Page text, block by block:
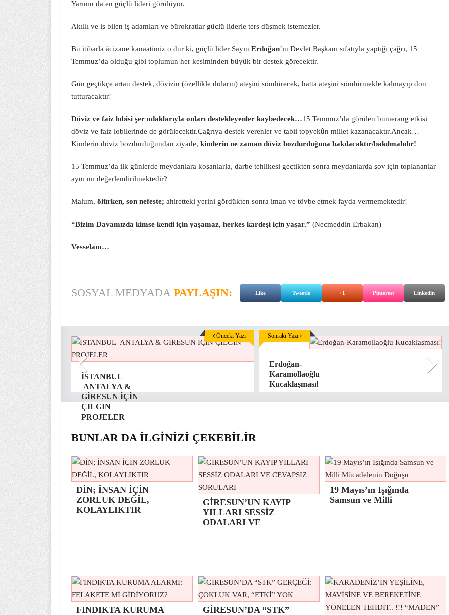
Yarının da en güçlü lideri görülüyor.
Akıllı ve iş bilen iş adamları ve bürokratlar güçlü liderle ters düşmek istemezler.
Bu itibarla âcizane kanaatimiz o dur ki, güçlü lider Sayın Erdoğan’ın Devlet Başkanı sıfatıyla yaptığı çağrı, 15
Temmuz’da olduğu gibi toplumun her kesiminden büyük bir destek görecektir.
Gün geçtikçe artan destek, dövizin (özellikle doların) ateşini söndürecek, hatta ateşini söndürmekle kalmayıp don
tutturacaktır!
Döviz ve faiz lobisi şer odaklarıyla onları destekleyenler kaybedecek…15 Temmuz’da görülen bumerang etkisi
döviz ve faiz lobilerinde de görülecektir.Çağrıya destek verenler ve tabii topyekûn millet kazanacaktır.Ancak…
Kimlerin döviz bozdurduğundan ziyade, kimlerin ne zaman döviz bozdurduğuna bakılacaktır/bakılmalıdır!
15 Temmuz’da ilk günlerde meydanlara koşanlarla, darbe tehlikesi geçtikten sonra meydanlarda şov için toplananlar
aynı mı değerlendirilmektedir?
Malum, ölürken, son nefeste; ahiretteki yerini gördükten sonra iman ve tövbe etmek fayda vermemektedir!
“Bizim Davamızda kimse kendi için yaşamaz, herkes kardeşi için yaşar.” (Necmeddin Erbakan)
Vesselam…
SOSYAL MEDYADA PAYLAŞIN: Like Tweetle +1 Pinterest Linkedin
İSTANBUL
ANTALYA &
GİRESUN İÇİN
ÇILGIN
PROJELER
Önceki Yazı
Erdoğan-
Karamollaoğlu
Kucaklaşması!
Sonraki Yazı
BUNLAR DA İLGİNİZİ ÇEKEBİLİR
DİN; İNSAN İÇİN
ZORLUK DEĞİL,
KOLAYLIKTIR
GİRESUN’UN KAYIP
YILLARI SESSİZ
ODALARI VE
19 Mayıs’ın Işığında
Samsun ve Milli
FINDIKTA KURUMA GİRESUN’DA “STK”